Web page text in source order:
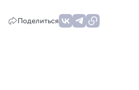
Поделиться